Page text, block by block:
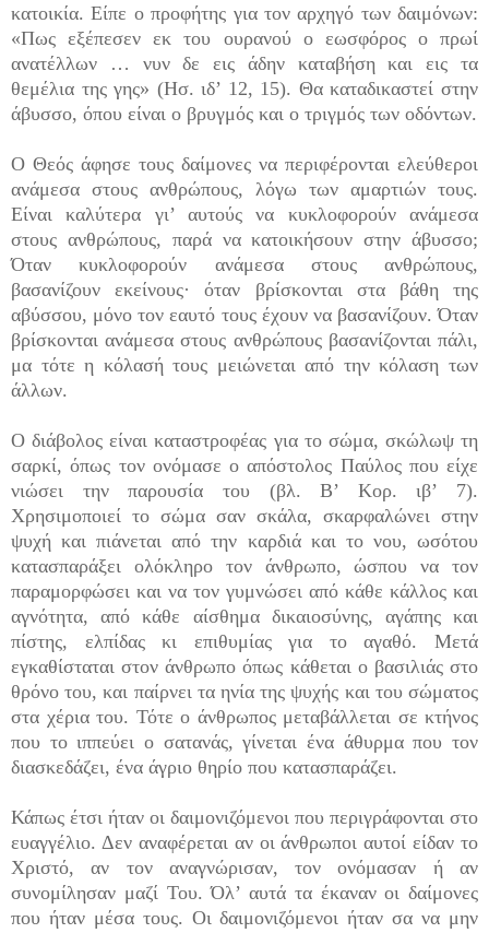
κατοικία. Είπε ο προφήτης για τον αρχηγό των δαιμόνων:
«Πως εξέπεσεν εκ του ουρανού ο εωσφόρος ο πρωί
ανατέλλων … νυν δε εις άδην καταβήση και εις τα
θεμέλια της γης» (Ησ. ιδ’ 12, 15). Θα καταδικαστεί στην
άβυσσο, όπου είναι ο βρυγμός και ο τριγμός των οδόντων.
Ο Θεός άφησε τους δαίμονες να περιφέρονται ελεύ­θεροι
ανάμεσα στους ανθρώπους, λόγω των αμαρτιών τους.
Είναι καλύτερα γι’ αυτούς να κυκλοφορούν ανά­μεσα
στους ανθρώπους, παρά να κατοικήσουν στην άβυσσο;
Όταν κυκλοφορούν ανάμεσα στους ανθρώ­πους,
βασανίζουν εκείνους· όταν βρίσκονται στα βάθη της
αβύσσου, μόνο τον εαυτό τους έχουν να βασανί­ζουν. Όταν
βρίσκονται ανάμεσα στους ανθρώπους βασανίζονται πάλι,
μα τότε η κόλασή τους μειώνεται από την κόλαση των
άλλων.
Ο διάβολος είναι καταστροφέας για το σώμα, σκώλωψ τη
σαρκί, όπως τον ονόμασε ο απόστολος Παύλος που είχε
νιώσει την παρουσία του (βλ. Β’ Κορ. ιβ’ 7).
Χρησιμοποιεί το σώμα σαν σκάλα, σκαρφαλώνει στην
ψυχή και πιάνεται από την καρδιά και το νου, ωσότου
κατασπαράξει ολόκληρο τον άνθρωπο, ώσπου να τον
παραμορφώσει και να τον γυμνώσει από κάθε κάλλος και
αγνότητα, από κάθε αίσθημα δικαιοσύνης, αγάπης και
πίστης, ελπίδας κι επιθυμίας για το αγαθό. Μετά
εγκαθίσταται στον άνθρωπο όπως κάθεται ο βασιλιάς στο
θρόνο του, και παίρνει τα ηνία της ψυχής και του σώματος
στα χέρια του. Τότε ο άνθρωπος μεταβάλλε­ται σε κτήνος
που το ιππεύει ο σατανάς, γίνεται ένα άθυρμα που τον
διασκεδάζει, ένα άγριο θηρίο που κατασπαράζει.
Κάπως έτσι ήταν οι δαιμονιζόμενοι που περιγράφονται στο
ευαγγέλιο. Δεν αναφέρεται αν οι άνθρω­ποι αυτοί είδαν το
Χριστό, αν τον αναγνώρισαν, τον ονόμασαν ή αν
συνομίλησαν μαζί Του. Όλ’ αυτά τα έκαναν οι δαίμονες
που ήταν μέσα τους. Οι δαιμο­νιζόμενοι ήταν σα να μην